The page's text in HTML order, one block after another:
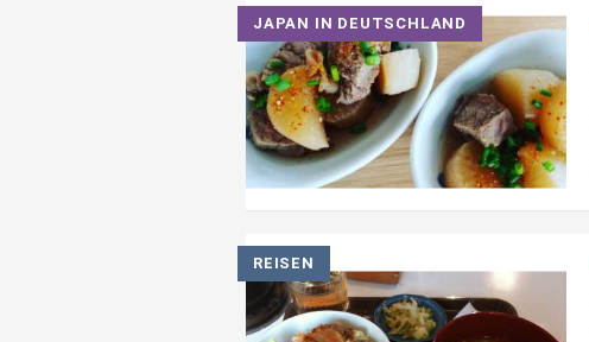
JAPAN IN DEUTSCHLAND
REISEN